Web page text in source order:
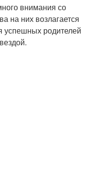
внимания со
на них возлагается
успешных родителей